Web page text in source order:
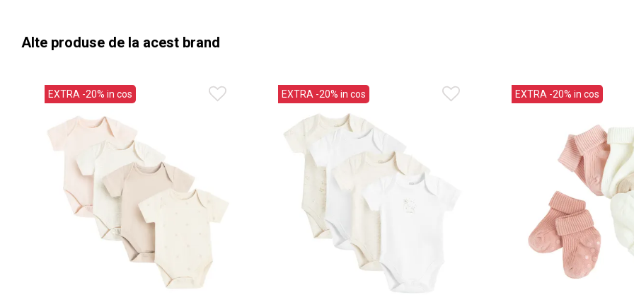
Alte produse de la acest brand
EXTRA -20% in cos EXTRA -20% in cos EXTRA -20% in cos